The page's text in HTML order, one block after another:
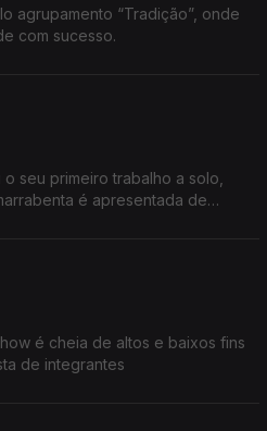
agrupamento “Tradição”, onde
com sucesso.
seu primeiro trabalho a solo,
é apresentada de
é cheia de altos e baixos fins
de integrantes